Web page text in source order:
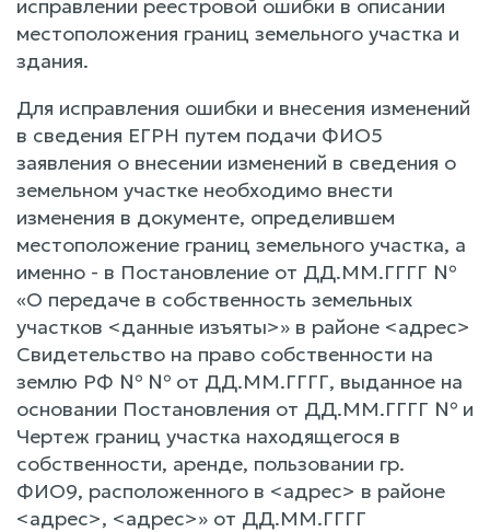
исправлении реестровой ошибки в описании
местоположения границ земельного участка и
здания.
Для исправления ошибки и внесения изменений
в сведения ЕГРН путем подачи ФИО5
заявления о внесении изменений в сведения о
земельном участке необходимо внести
изменения в документе, определившем
местоположение границ земельного участка, а
именно - в Постановление от ДД.ММ.ГГГГ №
«О передаче в собственность земельных
участков <данные изъяты>» в районе <адрес>
Свидетельство на право собственности на
землю РФ № № от ДД.ММ.ГГГГ, выданное на
основании Постановления от ДД.ММ.ГГГГ № и
Чертеж границ участка находящегося в
собственности, аренде, пользовании гр.
ФИО9, расположенного в <адрес> в районе
<адрес>, <адрес>» от ДД.ММ.ГГГГ